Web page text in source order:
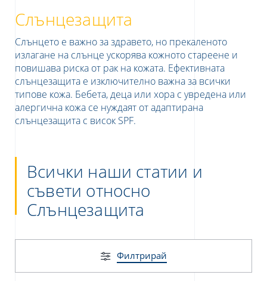
NEWSLETTER
Слънцезащита
Слънцето е важно за здравето, но прекаленото
излагане на слънце ускорява кожното стареене и
повишава риска от рак на кожата. Ефективната
слънцезащита е изключително важна за всички
типове кожа. Бебета, деца или хора с увредена или
алергична кожа се нуждаят от адаптирана
слънцезащита с висок SPF.
Всички наши статии и
съвети относно
Слънцезащита
Филтрирай